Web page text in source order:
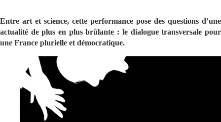
Entre art et science, cette performance pose des questions d’une
actualité de plus en plus brûlante : le dialogue transversale pour
une France plurielle et démocratique.